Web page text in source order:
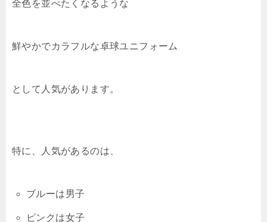
全色を並べたくなるような
鮮やかでカラフルな卓球ユニフォーム
として人気があります。
特に、人気があるのは、
ブルーは男子
ピンクは女子